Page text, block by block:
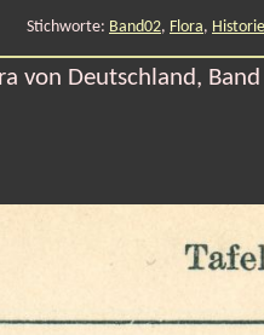
Stichworte: Band02, Flora, Historie
von Deutschland,